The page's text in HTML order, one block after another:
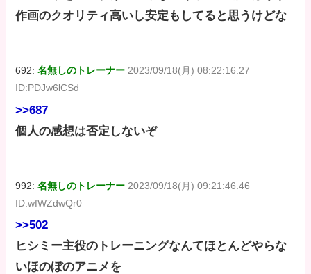
作画のクオリティ高いし安定もしてると思うけどな
692:名無しのトレーナー 2023/09/18(月) 08:22:16.27
ID:PDJw6lCSd
>>687
個人の感想は否定しないぞ
992:名無しのトレーナー 2023/09/18(月) 09:21:46.46
ID:wfWZdwQr0
>>502
ヒシミー主役のトレーニングなんてほとんどやらな
いほのぼのアニメを